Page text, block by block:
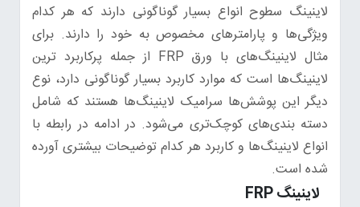
لاینینگ سطوح انواع بسیار گوناگونی دارند که هر کدام
ویژگی‌ها و پارامترهای مخصوص به خود را دارند. برای
مثال لاینینگ‌های با ورق FRP از جمله پرکاربرد ترین
لاینینگ‌ها است که موارد کاربرد بسیار گوناگونی دارد، نوع
دیگر این پوشش‌ها سرامیک لاینینگ‌ها هستند که شامل
دسته بندی‌های کوچک‌تری می‌شود. در ادامه در رابطه با
انواع لاینینگ‌ها و کاربرد هر کدام توضیحات بیشتری آورده
شده است.
لاینینگ FRP